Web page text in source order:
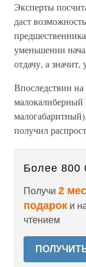
Эксперты
даст
уменьшении
отдачу, а значит,
Впоследствии
получил
Более 800
Получи 2
подарок и
чтением